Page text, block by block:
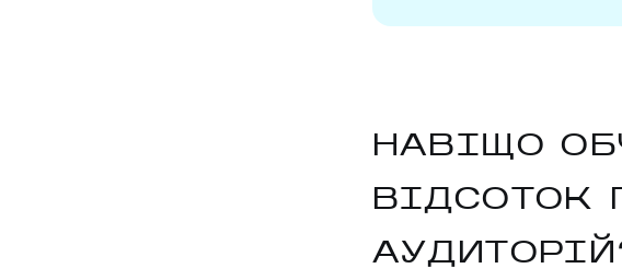
НАВІЩО
ВІДСОТОК